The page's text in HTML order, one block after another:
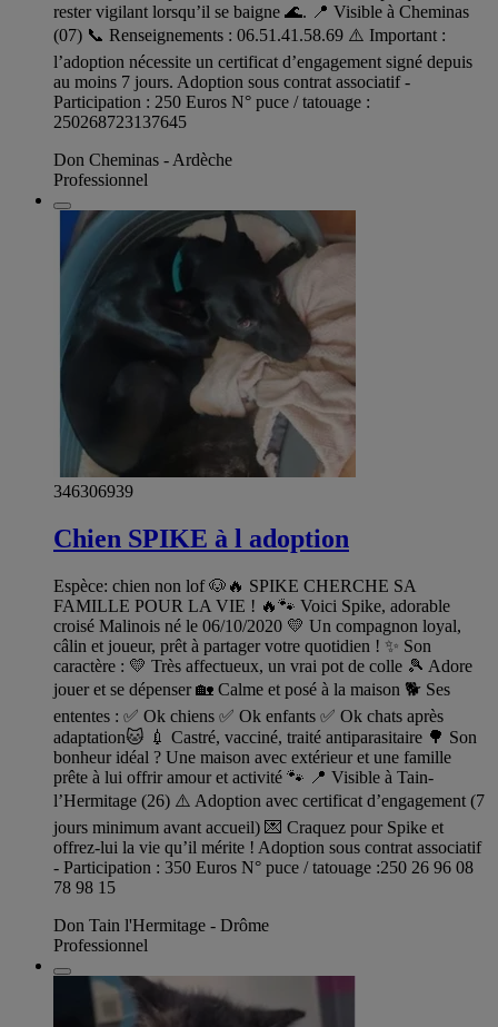
rester vigilant lorsqu’il se baigne 🌊. 📍 Visible à Cheminas
(07) 📞 Renseignements : 06.51.41.58.69 ⚠️ Important :
l’adoption nécessite un certificat d’engagement signé depuis
au moins 7 jours. Adoption sous contrat associatif -
Participation : 250 Euros N° puce / tatouage :
250268723137645
Don Cheminas - Ardèche
Professionnel
346306939
Chien SPIKE à l adoption
Espèce: chien non lof 🐶🔥 SPIKE CHERCHE SA
FAMILLE POUR LA VIE ! 🔥🐾 Voici Spike, adorable
croisé Malinois né le 06/10/2020 💛 Un compagnon loyal,
câlin et joueur, prêt à partager votre quotidien ! ✨ Son
caractère : 💛 Très affectueux, un vrai pot de colle 🎾 Adore
jouer et se dépenser 🏡 Calme et posé à la maison 🐕 Ses
ententes : ✅ Ok chiens ✅ Ok enfants ✅ Ok chats après
adaptation🐱 💉 Castré, vacciné, traité antiparasitaire 🌳 Son
bonheur idéal ? Une maison avec extérieur et une famille
prête à lui offrir amour et activité 🐾 📍 Visible à Tain-
l’Hermitage (26) ⚠️ Adoption avec certificat d’engagement (7
jours minimum avant accueil) 💌 Craquez pour Spike et
offrez-lui la vie qu’il mérite ! Adoption sous contrat associatif
- Participation : 350 Euros N° puce / tatouage :250 26 96 08
78 98 15
Don Tain l'Hermitage - Drôme
Professionnel